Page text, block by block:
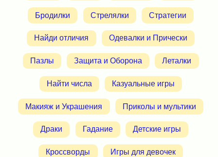
Бродилки Стрелялки Стратегии
Найди отличия Одевалки и Прически
Пазлы Защита и Оборона Леталки
Найти числа Казуальные игры
Макияж и Украшения Приколы и мультики
Драки Гадание Детские игры
Кроссворды Игры для девочек